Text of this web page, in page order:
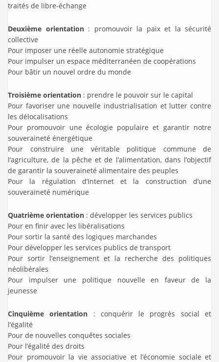
traités de libre-échange
Deuxième orientation: promouvoir la paix et la sécurité
collective
Pour imposer une réelle autonomie stratégique
Pour impulser un espace méditerranéen de coopérations
Pour bâtir un nouvel ordre du monde
Troisième orientation : prendre le pouvoir sur le capital
Pour favoriser une nouvelle industrialisation et lutter contre
les délocalisations
Pour promouvoir une écologie populaire et garantir notre
souveraineté énergétique
Pour construire une véritable politique commune de
l’agriculture, de la pêche et de l’alimentation, dans l’objectif
de garantir la souveraineté alimentaire des peuples
Pour la régulation d’Internet et la construction d’une
souveraineté numérique
Quatrième orientation : développer les services publics
Pour en finir avec les libéralisations
Pour sortir la santé des logiques marchandes
Pour développer les services publics de transport
Pour sortir l’enseignement et la recherche des politiques
néolibérales
Pour impulser une politique nouvelle en faveur de la
jeunesse
Cinquième orientation : conquérir le progrès social et
l’égalité
Pour de nouvelles conquêtes sociales
Pour l’égalité des droits
Pour promouvoir la vie associative et l’économie sociale et